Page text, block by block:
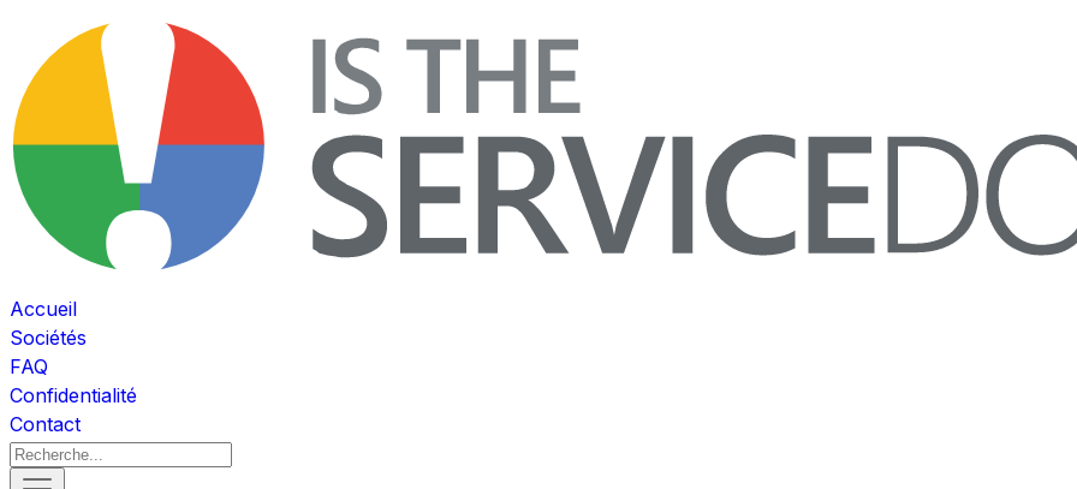
Accueil
Sociétés
FAQ
Confidentialité
Contact